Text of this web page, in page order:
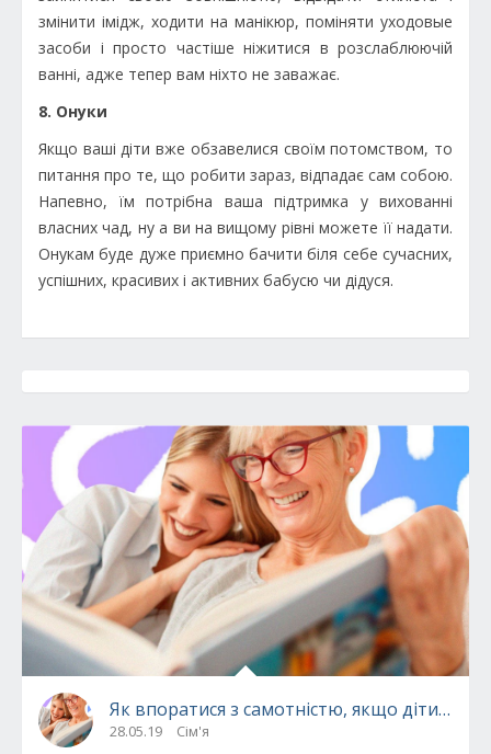
змінити імідж, ходити на манікюр, поміняти уходовые
засоби і просто частіше ніжитися в розслаблюючій
ванні, адже тепер вам ніхто не заважає.
8. Онуки
Якщо ваші діти вже обзавелися своїм потомством, то
питання про те, що робити зараз, відпадає сам собою.
Напевно, їм потрібна ваша підтримка у вихованні
власних чад, ну а ви на вищому рівні можете її надати.
Онукам буде дуже приємно бачити біля себе сучасних,
успішних, красивих і активних бабусю чи дідуся.
Як впоратися з самотністю, якщо діти
28.05.19 Сім'я